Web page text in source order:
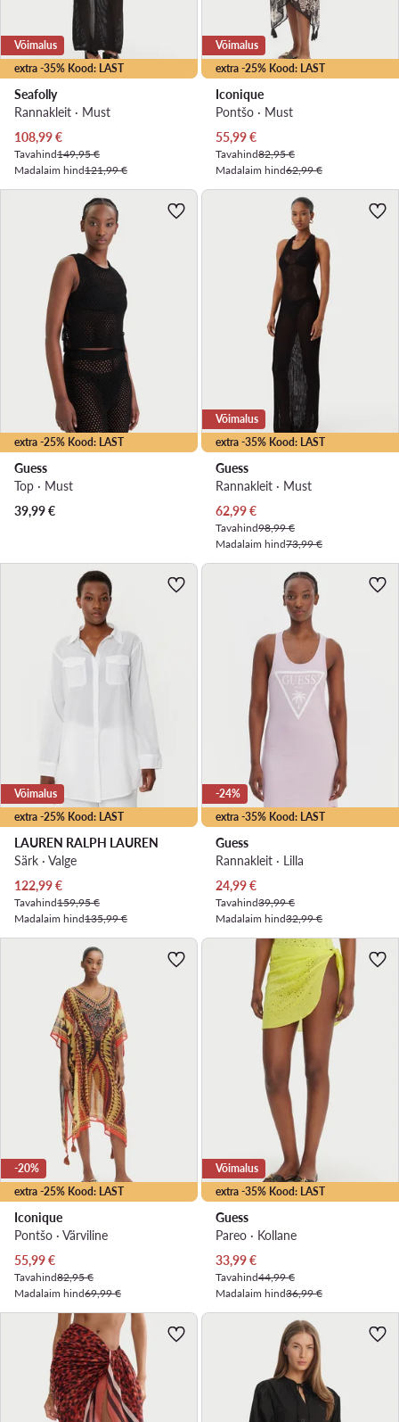
extra -35% Kood: LAST
Võimalus
Seafolly
Rannakleit · Must
Praegune hind
108,99€
Tavahind149,95 €
Madalaim hind121,99 €
extra -25% Kood: LAST
Võimalus
Iconique
Pontšo · Must
Praegune hind
55,99€
Tavahind82,95 €
Madalaim hind62,99 €
extra -25% Kood: LAST
Guess
Top · Must
39,99€
extra -35% Kood: LAST
Võimalus
Guess
Rannakleit · Must
Praegune hind
62,99€
Tavahind98,99 €
Madalaim hind73,99 €
extra -25% Kood: LAST
Võimalus
LAUREN RALPH LAUREN
Särk · Valge
Praegune hind
122,99€
Tavahind159,95 €
Madalaim hind135,99 €
extra -35% Kood: LAST
-24%
Guess
Rannakleit · Lilla
Praegune hind
24,99€
Tavahind39,99 €
Madalaim hind32,99 €
extra -25% Kood: LAST
-20%
Iconique
Pontšo · Värviline
Praegune hind
55,99€
Tavahind82,95 €
Madalaim hind69,99 €
extra -35% Kood: LAST
Võimalus
Guess
Pareo · Kollane
Praegune hind
33,99€
Tavahind44,99 €
Madalaim hind36,99 €